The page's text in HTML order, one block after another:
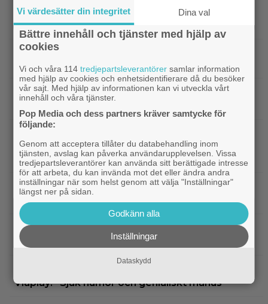
Prime Video| Fängslande action i Daniel
Radcliffes drama från 2020 – nu på streaming
KRÖNIKA: Pssst…sanningen är att du inte
behöver se ”The Odyssey” i IMAX
Klassiker|Glöm ”Nyckeln till frihet” – tidernas
bästa fängelsefilm är korad
Aster – första inspelningsdagen: ”Tala om
oerfaren”
AI|Warner Bros får kritik: AI-animerad hund gör
reklam för filmen ”The End of Oak Street”
Disney Plus|”The Simpsons” kan ta slut efter 40
säsonger – tror skådespelaren bakom Bart
Viaplay: ”Sjuk humor och genialiskt manus”
Vi värdesätter din integritet Dina val
Bättre innehåll och tjänster med hjälp av
cookies
Vi och våra 114tredjepartsleverantörer samlar information
med hjälp av cookies och enhetsidentifierare då du besöker
vår sajt. Med hjälp av informationen kan vi utveckla vårt
innehåll och våra tjänster.
Pop Media och dess partners kräver samtycke för
följande:
Genom att acceptera tillåter du databehandling inom
tjänsten, avslag kan påverka användarupplevelsen. Vissa
tredjepartsleverantörer kan använda sitt berättigade intresse
för att arbeta, du kan invända mot det eller ändra andra
inställningar när som helst genom att välja "Inställningar"
längst ner på sidan.
Godkänn alla
Inställningar
Dataskydd